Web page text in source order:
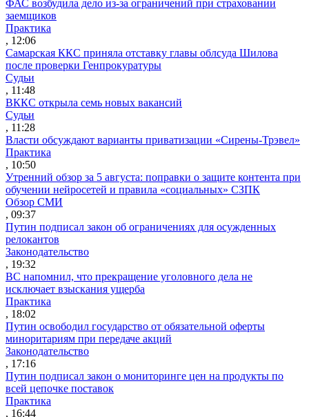
ФАС возбудила дело из-за ограничений при страховании
заемщиков
Практика
, 12:06
Самарская ККС приняла отставку главы облсуда Шилова
после проверки Генпрокуратуры
Судьи
, 11:48
ВККС открыла семь новых вакансий
Судьи
, 11:28
Власти обсуждают варианты приватизации «Сирены-Трэвел»
Практика
, 10:50
Утренний обзор за 5 августа: поправки о защите контента при
обучении нейросетей и правила «социальных» СЗПК
Обзор СМИ
, 09:37
Путин подписал закон об ограничениях для осужденных
релокантов
Законодательство
, 19:32
ВС напомнил, что прекращение уголовного дела не
исключает взыскания ущерба
Практика
, 18:02
Путин освободил государство от обязательной оферты
миноритариям при передаче акций
Законодательство
, 17:16
Путин подписал закон о мониторинге цен на продукты по
всей цепочке поставок
Практика
, 16:44